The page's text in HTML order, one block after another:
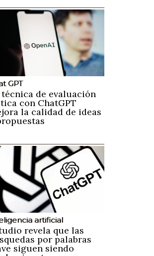
GPT
de evaluación
con ChatGPT
la calidad de ideas
artificial
revela que las
por palabras
siguen siendo